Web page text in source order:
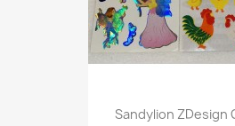
Sandylion ZDesign